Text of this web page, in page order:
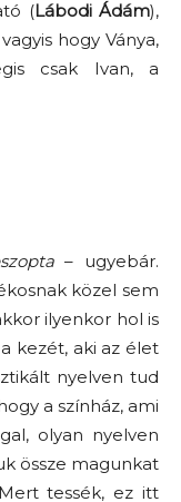
(Lábodi Ádám),
hogy Ványa,
csak Ivan, a
– ugyebár.
közel sem
ilyenkor hol is
kezét, aki az élet
nyelven tud
a színház, ami
olyan nyelven
össze magunkat
tessék, ez itt